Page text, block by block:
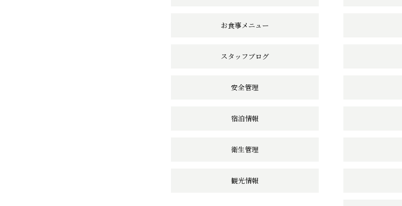
ン
ク
お食事メニュー
スタッフブログ
安全管理
宿泊情報
衛生管理
観光情報